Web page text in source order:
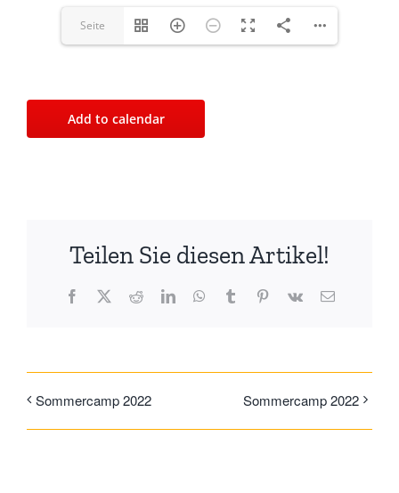
Seite
Add to calendar
Teilen Sie diesen Artikel!
Facebook
X RedditLinkedInWhatsApp
TumblrPinterest
Vk Email
Sommercamp 2022 Sommercamp 2022